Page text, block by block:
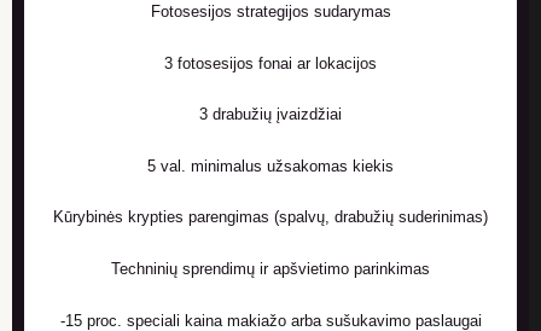
Fotosesijos strategijos sudarymas
3 fotosesijos fonai ar lokacijos
3 drabužių įvaizdžiai
5 val. minimalus užsakomas kiekis
Kūrybinės krypties parengimas (spalvų, drabužių suderinimas)
Techninių sprendimų ir apšvietimo parinkimas
-15 proc. speciali kaina makiažo arba sušukavimo paslaugai